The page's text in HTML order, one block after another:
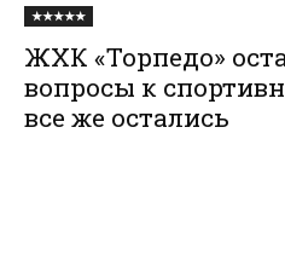
★★★★★
ЖХК «Торпедо»
вопросы к
все же остались